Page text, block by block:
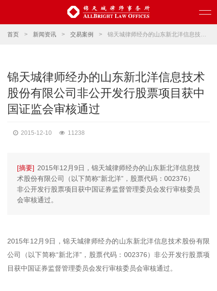
首页 > 新闻资讯 > 交易案例 > 锦天城律师经办的山东新北洋信息技术股份有限公司非公开发行股票项目获中国证监会审核通过
锦天城律师经办的山东新北洋信息技术
股份有限公司非公开发行股票项目获中
国证监会审核通过
2015-12-10 11238
[摘要] 2015年12月9日，锦天城律师经办的山东新北洋信息技
术股份有限公司（以下简称“新北洋”，股票代码：002376）
非公开发行股票项目获中国证券监督管理委员会发行审核委员
会审核通过。
2015年12月9日，锦天城律师经办的山东新北洋信息技术股份有限
公司（以下简称“新北洋”，股票代码：002376）非公开发行股票项
目获中国证券监督管理委员会发行审核委员会审核通过。